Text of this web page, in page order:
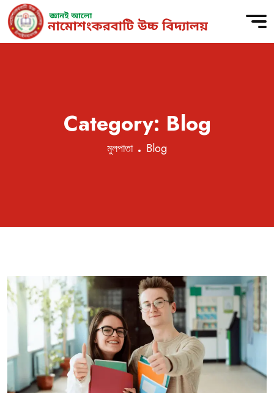
Skip
content
Category: Blog
মুলপাতা Blog